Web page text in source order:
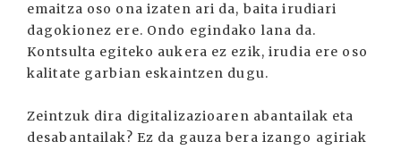
emaitza oso ona izaten ari da, baita irudiari
dagokionez ere. Ondo egindako lana da.
Kontsulta egiteko aukera ez ezik, irudia ere oso
kalitate garbian eskaintzen dugu.
Zeintzuk dira digitalizazioaren abantailak eta
desabantailak? Ez da gauza bera izango agiriak